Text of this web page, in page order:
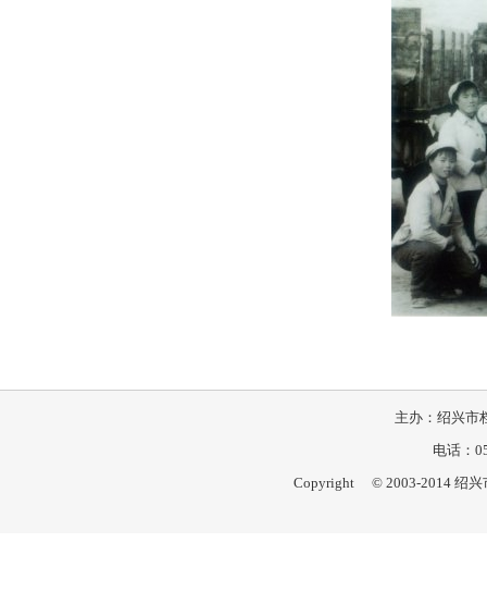
主办：绍兴市
电话：
Copyright © 2003-2014 绍兴